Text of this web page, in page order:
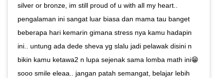
silver or bronze, im still proud of u with all my heart..
pengalaman ini sangat luar biasa dan mama tau banget
beberapa hari kemarin gimana stress nya kamu hadapin
ini.. untung ada dede sheva yg slalu jadi pelawak disini n
bikin kamu ketawa2 n lupa sejenak sama lomba math ini😁
sooo smile eleaa.. jangan patah semangat, belajar lebih